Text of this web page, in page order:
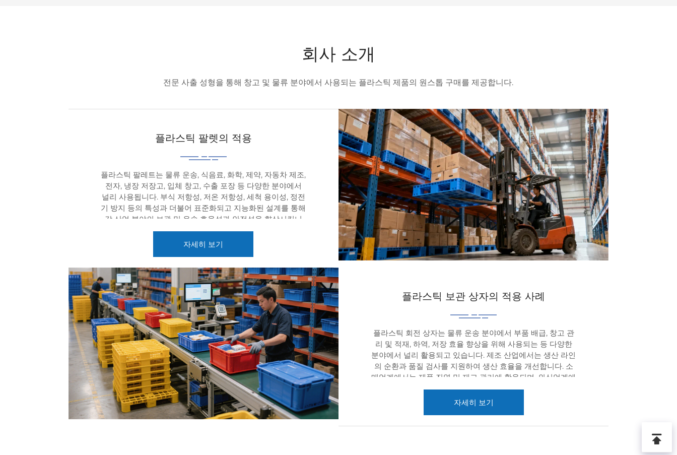
회사 소개
전문 사출 성형을 통해 창고 및 물류 분야에서 사용되는 플라스틱 제품의 원스톱 구매를 제공합니다.
플라스틱 팔렛의 적용
플라스틱 팔레트는 물류 운송, 식음료, 화학, 제약, 자동차 제조,
전자, 냉장 저장고, 입체 창고, 수출 포장 등 다양한 분야에서
널리 사용됩니다. 부식 저항성, 저온 저항성, 세척 용이성, 정전
기 방지 등의 특성과 더불어 표준화되고 지능화된 설계를 통해
각 산업 분야의 보관 및 운송 효율성과 안전성을 향상시킵니
다. 표준화된 치수는 다양한 선반과 완벽하게 호환되어 상품의
깔끔한 적재와 입체 저장을 가능하게 하며, 창고 공간 활용도
적할 수 있어 재고 점검 효율을 현저히 개선할 수 있습니다. 냉
연 물류에서는 화물 환경을 정밀하게 모니터링함으로써 화물
손상률을 크게 줄이는 데 기여할 수 있습니다. 정전기 방지 및
전도 기능을 갖춘 특수 팔레트는 전자부품 및 정밀 기기와 같
은 특수 상품의 운송 요구사항도 충족시킬 수 있습니다.
자세히 보기
플라스틱 보관 상자의 적용 사례
플라스틱 회전 상자는 물류 운송 분야에서 부품 배급, 창고 관
리 및 적재, 하역, 저장 효율 향상을 위해 사용되는 등 다양한
분야에서 널리 활용되고 있습니다. 제조 산업에서는 생산 라인
의 순환과 품질 검사를 지원하여 생산 효율을 개선합니다. 소
매업계에서는 제품 진열 및 재고 관리에 활용되며, 외식업계에
서는 음식 배달 및 식기 수거에 사용됩니다. 의료 분야에서는
장비 보관 및 의료 폐기물 운반에 사용되며, 농업 분야에서는
자세히 보기